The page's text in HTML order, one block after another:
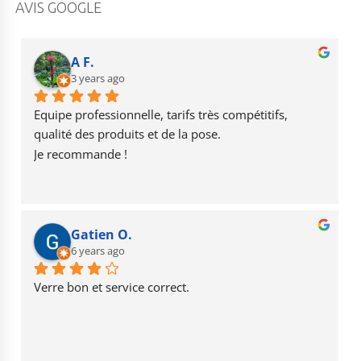
c
b
o
o
k
a
r
a
m
b
e
AVIS GOOGLE
A F.
3 years ago
Equipe professionnelle, tarifs très compétitifs,
qualité des produits et de la pose.
Je recommande !
Gatien O.
6 years ago
Verre bon et service correct.